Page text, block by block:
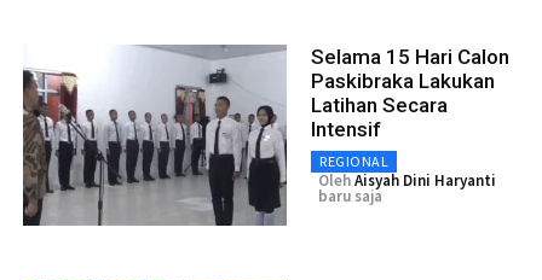
Selama 15 Hari Calon
Paskibraka Lakukan
Latihan Secara
Intensif
REGIONAL
OlehAisyah Dini Haryanti
baru saja